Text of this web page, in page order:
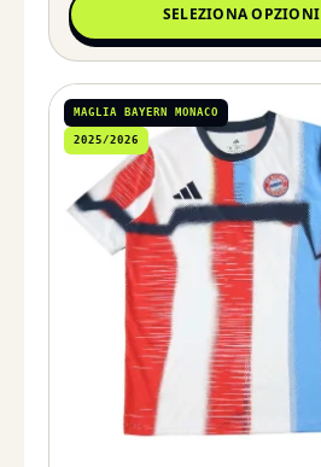
SELEZIONA OPZIONI
MAGLIA BAYERN MONACO
2025/2026